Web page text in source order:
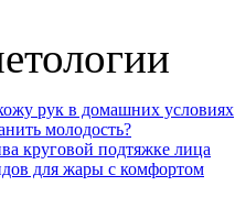
рук в домашних условиях
молодость?
круговой подтяжке лица
для жары с комфортом